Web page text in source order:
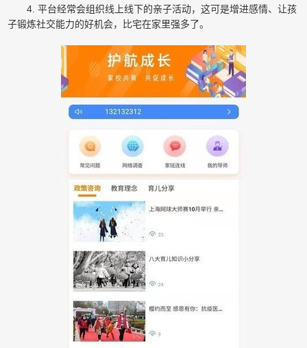
4. 平台经常会组织线上线下的亲子活动，这可是增进感情、让孩
子锻炼社交能力的好机会，比宅在家里强多了。